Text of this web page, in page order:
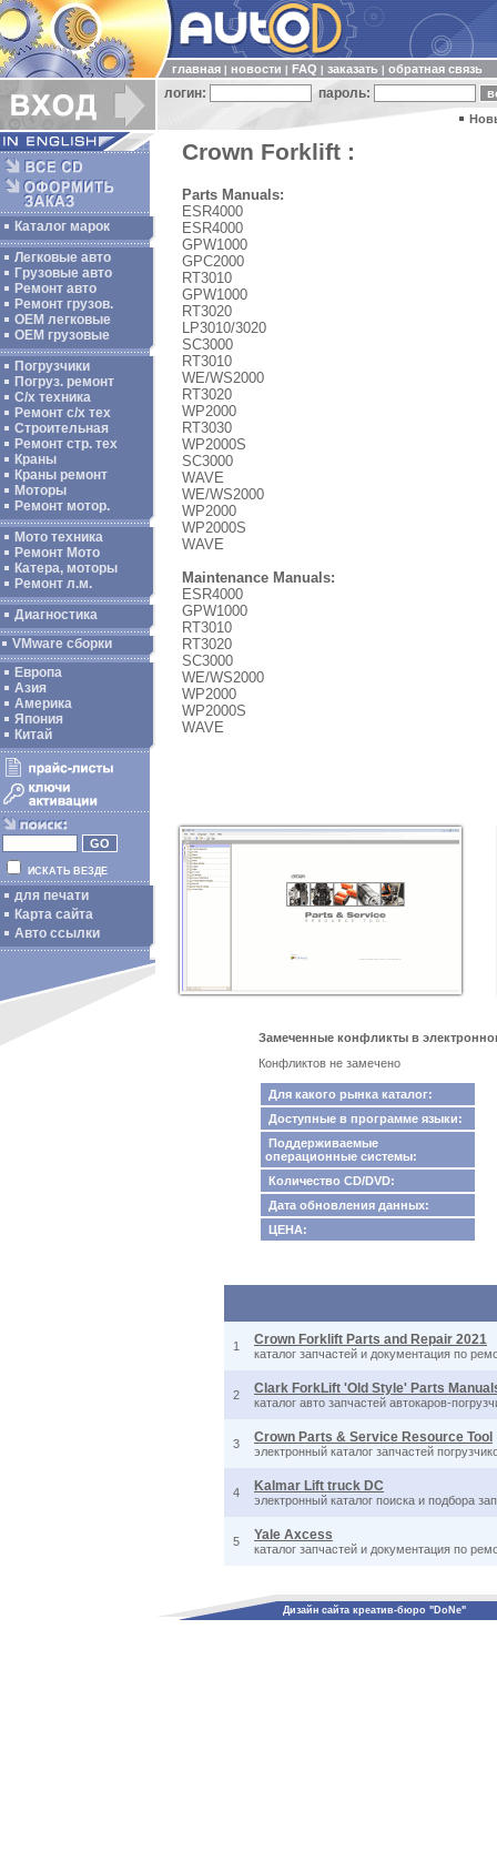
главная новости FAQ заказать обратная связь
логин: пароль:
Каталог марок
Легковые авто
Грузовые авто
Ремонт авто
Ремонт грузов.
ОЕМ легковые
OEM грузовые
Погрузчики
Погруз. ремонт
С/х техника
Ремонт с/х тех
Строительная
Ремонт стр. тех
Краны
Краны ремонт
Моторы
Ремонт мотор.
Мото техника
Ремонт Мото
Катера, моторы
Ремонт л.м.
Диагностика
VMware сборки
Европа
Азия
Америка
Япония
Китай
ИСКАТЬ ВЕЗДЕ
для печати
Карта сайта
Авто ссылки
Crown Forklift :
Parts Manuals:
ESR4000
ESR4000
GPW1000
GPC2000
RT3010
GPW1000
RT3020
LP3010/3020
SC3000
RT3010
WE/WS2000
RT3020
WP2000
RT3030
WP2000S
SC3000
WAVE
WE/WS2000
WP2000
WP2000S
WAVE
Maintenance Manuals:
ESR4000
GPW1000
RT3010
RT3020
SC3000
WE/WS2000
WP2000
WP2000S
WAVE
Замеченные конфликты в
Конфликтов не замечено
Для какого рынка каталог:
Доступные в программе языки:
Поддерживаемые
операционные системы:
Количество CD/DVD:
Дата обновления данных:
ЦЕНА:
1 Crown Forklift Parts and Repair 2021
каталог запчастей и документация по
2 Clark ForkLift 'Old Style' Parts
каталог авто запчастей автокаров-
3 Crown Parts & Service Resource Tool
электронный каталог запчастей
4 Kalmar Lift truck DC
электронный каталог поиска и подбора
5 Yale Axcess
каталог запчастей и документация по
Дизайн сайта креатив-бюро "DoNe"